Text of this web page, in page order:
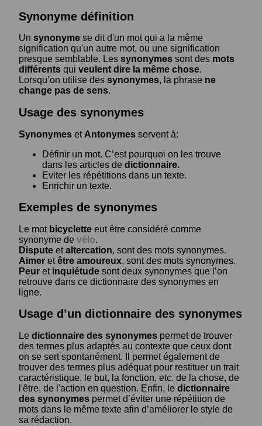
Synonyme définition
Un synonyme se dit d'un mot qui a la même
signification qu'un autre mot, ou une signification
presque semblable. Les synonymes sont des mots
différents qui veulent dire la même chose.
Lorsqu’on utilise des synonymes, la phrase ne
change pas de sens.
Usage des synonymes
Synonymes et Antonymes servent à:
Définir un mot. C’est pourquoi on les trouve
dans les articles de dictionnaire.
Eviter les répétitions dans un texte.
Enrichir un texte.
Exemples de synonymes
Le mot bicyclette eut être considéré comme
synonyme de vélo.
Dispute etaltercation, sont des mots synonymes.
Aimer etêtre amoureux, sont des mots synonymes.
Peur et inquiétude sont deux synonymes que l’on
retrouve dans ce dictionnaire des synonymes en
ligne.
Usage d’un dictionnaire des synonymes
Le dictionnaire des synonymes permet de trouver
des termes plus adaptés au contexte que ceux dont
on se sert spontanément. Il permet également de
trouver des termes plus adéquat pour restituer un trait
caractéristique, le but, la fonction, etc. de la chose, de
l'être, de l'action en question. Enfin, le dictionnaire
des synonymes permet d’éviter une répétition de
mots dans le même texte afin d’améliorer le style de
sa rédaction.